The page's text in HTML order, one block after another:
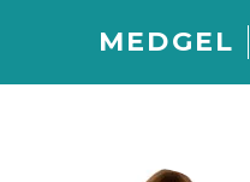
MEDGEL